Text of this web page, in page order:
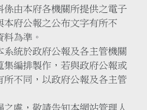
係由本府各機關所提供之電子
府公報之公布文字有所不
為準。
統於政府公報及各主管機關
集編排製作，若與政府公報或
所不同，以政府公報及各主管
處，敬請告知本網站管理人